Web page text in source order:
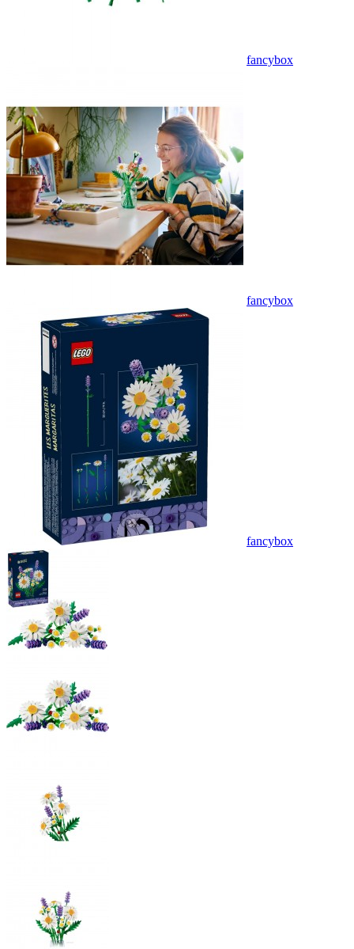
fancybox
fancybox
fancybox